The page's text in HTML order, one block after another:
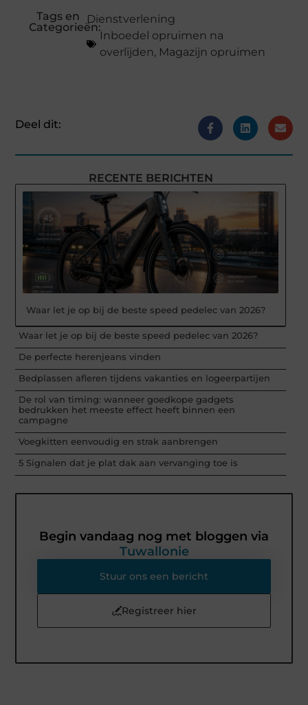
Tags en
Categorieën:
Dienstverlening
Inboedel opruimen na
overlijden, Magazijn opruimen
Deel dit:
RECENTE BERICHTEN
Waar let je op bij de beste speed pedelec van 2026?
Waar let je op bij de beste speed pedelec van 2026?
De perfecte herenjeans vinden
Bedplassen afleren tijdens vakanties en logeerpartijen
De rol van timing: wanneer goedkope gadgets
bedrukken het meeste effect heeft binnen een
campagne
Voegkitten eenvoudig en strak aanbrengen
5 Signalen dat je plat dak aan vervanging toe is
Begin vandaag nog met bloggen via
Tuwallonie
Stuur ons een bericht
Registreer hier